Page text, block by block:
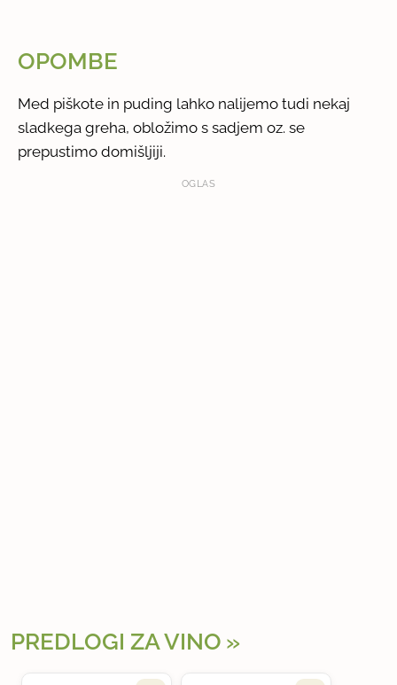
OPOMBE
Med piškote in puding lahko nalijemo tudi nekaj
sladkega greha, obložimo s sadjem oz. se
prepustimo domišljiji.
OGLAS
PREDLOGI ZA VINO